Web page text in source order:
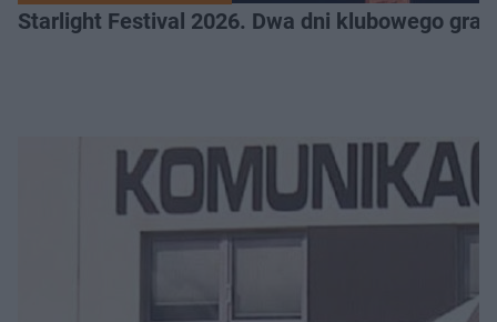
Starlight Festival 2026. Dwa dni klubowego